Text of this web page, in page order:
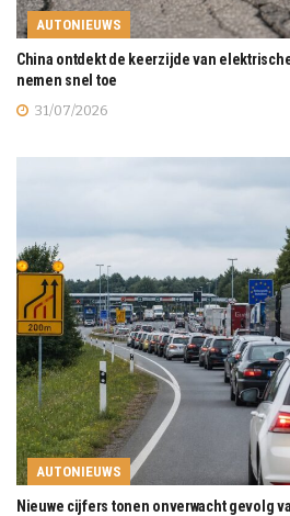
AUTONIEUWS
China ontdekt de keerzijde van
nemen snel toe
31/07/2026
AUTONIEUWS
Nieuwe cijfers tonen onverwacht gevolg